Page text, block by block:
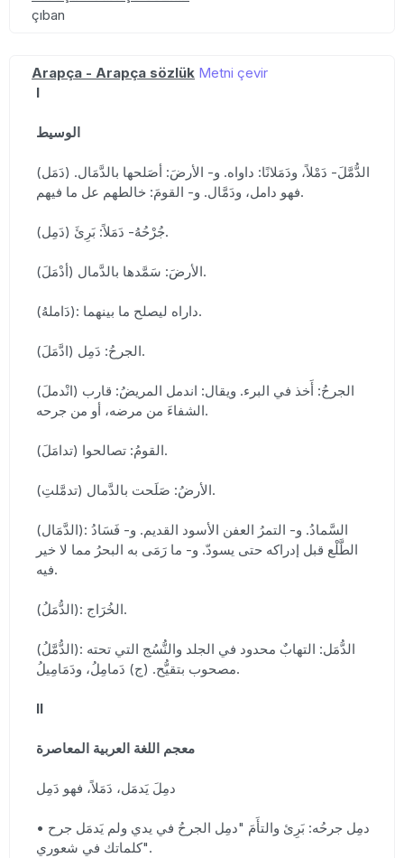
çıban
Arapça - Arapça sözlük Metni çevir
I
الوسيط
(دَمَل) الدُّمَّلَ- دَمْلاً، ودَمَلانًا: داواه. و- الأرضَ: أصَلحها بالدَّمَال.
فهو دامل، ودَمَّال. و- القومَ: خالطهم عل ما فيهم.
(دَمِل) جُرْحُهُ- دَمَلاً: بَرِئَ.
(أدْمَلَ) الأرضَ: سَمَّدها بالدَّمال.
(دَاملهُ): داراه ليصلح ما بينهما.
(ادَّمَلَ) الجرحُ: دَمِل.
(انْدملَ) الجرحُ: أَخذ في البرء. ويقال: اندمل المريضُ: قارب
الشفاءَ من مرضه، أو من جرحه.
(تدامَلَ) القومُ: تصالحوا.
(تدمَّلتِ) الأرضُ: صَلَحت بالدَّمال.
(الدَّمَال): السَّمادُ. و- التمرُ العفن الأسود القديم. و- فَسَادُ
الطَّلْع قبل إدراكه حتى يسودّ. و- ما رَمَى به البحرُ مما لا خير
فيه.
(الدُّمَلُ): الخُرَاج.
(الدُّمَّلُ): الدُّمَل: التهابٌ محدود في الجلد والنُّسُج التي تحته
مصحوب بتقيُّح. (ج) دَمامِلُ، ودَمَامِيلُ.
II
معجم اللغة العربية المعاصرة
دمِلَ يَدمَل، دَمَلاً، فهو دَمِل
• دمِل جرحُه: بَرِئ والتأَمَ "دمِل الجرحُ في يدي ولم يَدمَل جرح
كلماتك في شعوري".